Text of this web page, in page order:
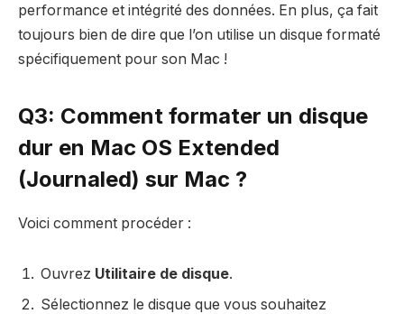
performance et intégrité des données. En plus, ça fait
toujours bien de dire que l’on utilise un disque formaté
spécifiquement pour son Mac !
Q3: Comment formater un disque
dur en Mac OS Extended
(Journaled) sur Mac ?
Voici comment procéder :
Ouvrez Utilitaire de disque.
Sélectionnez le disque que vous souhaitez